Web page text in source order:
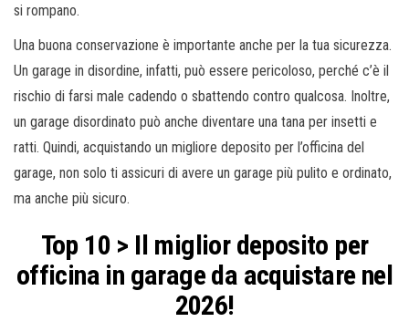
si rompano.
Una buona conservazione è importante anche per la tua sicurezza.
Un garage in disordine, infatti, può essere pericoloso, perché c’è il
rischio di farsi male cadendo o sbattendo contro qualcosa. Inoltre,
un garage disordinato può anche diventare una tana per insetti e
ratti. Quindi, acquistando un migliore deposito per l’officina del
garage, non solo ti assicuri di avere un garage più pulito e ordinato,
ma anche più sicuro.
Top 10 > Il miglior deposito per
officina in garage da acquistare nel
2026!